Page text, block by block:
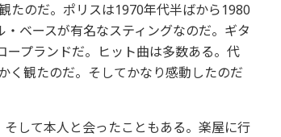
たのだ。ポリスは1970年代半ばから1980
ベースが有名なスティングなのだ。ギタ
ープランドだ。ヒット曲は多数ある。代
く観たのだ。そしてかなり感動したのだ
して本人と会ったこともある。楽屋に行